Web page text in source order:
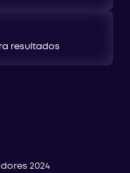
resultados
2024